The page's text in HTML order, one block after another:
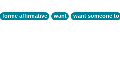
forme affirmative want want someone to